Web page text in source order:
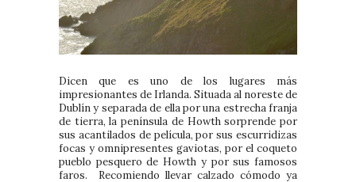
Dicen que es uno de los lugares más
impresionantes de Irlanda. Situada al noreste de
Dublín y separada de ella por una estrecha franja
de tierra, la península de Howth sorprende por
sus acantilados de película, por sus escurridizas
focas y omnipresentes gaviotas, por el coqueto
pueblo pesquero de Howth y por sus famosos
faros. Recomiendo llevar calzado cómodo ya